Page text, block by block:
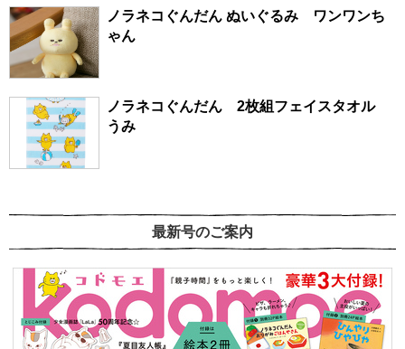
ノラネコぐんだん ぬいぐるみ ワンワンち
ゃん
ノラネコぐんだん 2枚組フェイスタオル
うみ
最新号のご案内